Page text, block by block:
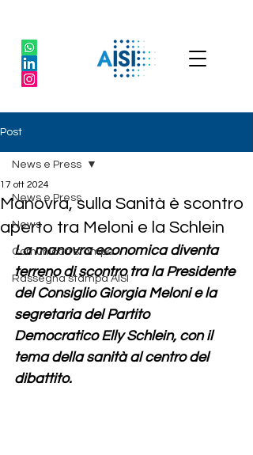
Post
News e Press
News
Comunicati stampa
Rassegna stampa AISI
News e Press
Manovra, sulla Sanità è scontro
aperto tra Meloni e la Schlein
17 ott 2024
La manovra economica diventa
terreno di scontro tra la Presidente
del Consiglio Giorgia Meloni e la
segretaria del Partito
Democratico Elly Schlein, con il
tema della sanità al centro del
dibattito.